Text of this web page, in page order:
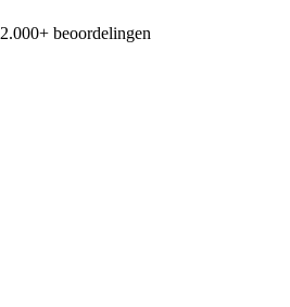
2.000+ beoordelingen